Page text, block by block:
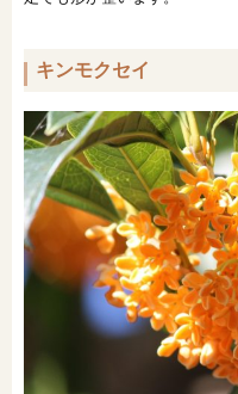
キンモクセイ